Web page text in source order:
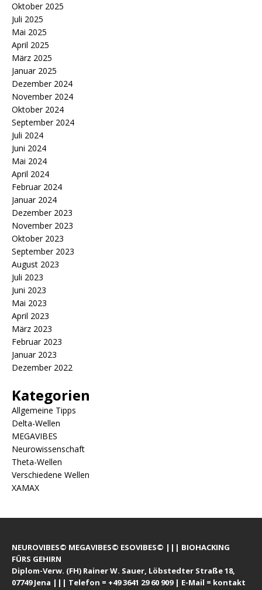
Oktober 2025
Juli 2025
Mai 2025
April 2025
März 2025
Januar 2025
Dezember 2024
November 2024
Oktober 2024
September 2024
Juli 2024
Juni 2024
Mai 2024
April 2024
Februar 2024
Januar 2024
Dezember 2023
November 2023
Oktober 2023
September 2023
August 2023
Juli 2023
Juni 2023
Mai 2023
April 2023
März 2023
Februar 2023
Januar 2023
Dezember 2022
Kategorien
Allgemeine Tipps
Delta-Wellen
MEGAVIBES
Neurowissenschaft
Theta-Wellen
Verschiedene Wellen
XAMAX
NEUROVIBES© MEGAVIBES© ESOVIBES© ||| BIOHACKING
FÜRS GEHIRN
Diplom-Verw. (FH) Rainer W. Sauer, Löbstedter Straße 18,
07749 Jena ||| Telefon = +49 3641 29 60 909 | E-Mail = kontakt